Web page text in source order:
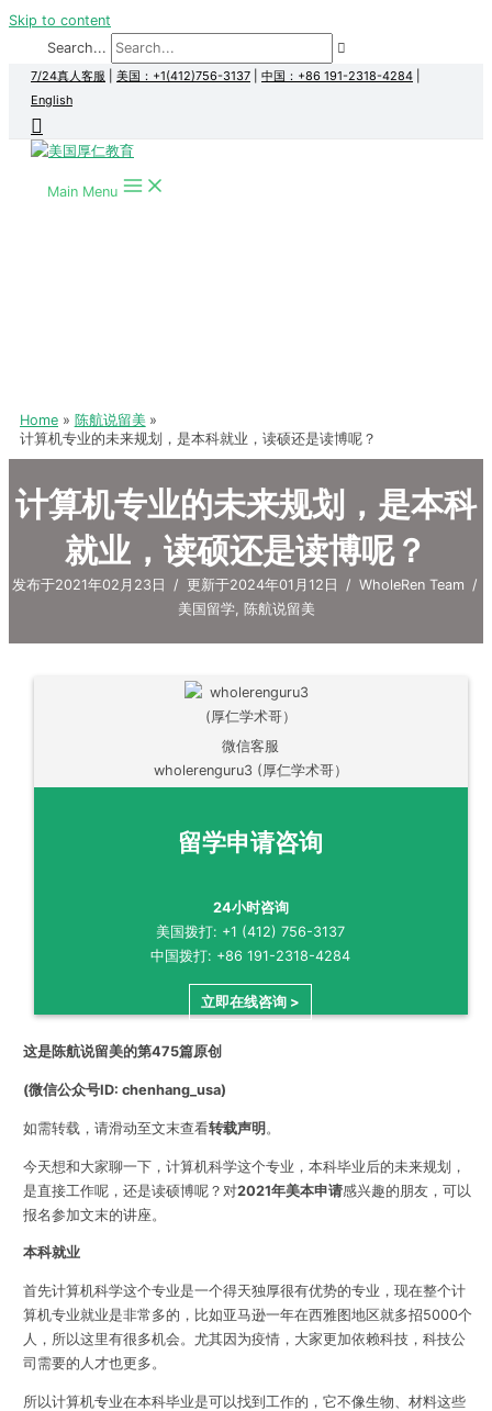
Skip to content
Search...
7/24真人客服 美国：+1(412)756-3137 中国：+86 191-2318-4284
English
Main Menu
Home
陈航说留美
计算机专业的未来规划，是本科就业，读硕还是读博呢？
计算机专业的未来规划，是本科
就业，读硕还是读博呢？
发布于2021年02月23日 / 更新于2024年01月12日 / WholeRen Team /
美国留学, 陈航说留美
微信客服
wholerenguru3 (厚仁学术哥）
留学申请咨询
24小时咨询
美国拨打: +1 (412) 756-3137
中国拨打: +86 191-2318-4284
立即在线咨询 >
这是陈航说留美的第475篇原创
(微信公众号ID: chenhang_usa)
如需转载，请滑动至文末查看转载声明 。
今天想和大家聊一下，计算机科学这个专业，本科毕业后的未来规划，
是直接工作呢，还是读硕博呢？对2021年美本申请感兴趣的朋友，可以
报名参加文末的讲座 。
本科就业
首先计算机科学这个专业是一个得天独厚很有优势的专业，现在整个计
算机专业就业是非常多的，比如亚马逊一年在西雅图地区就多招5000个
人，所以这里有很多机会。尤其因为疫情，大家更加依赖科技，科技公
司需要的人才也更多。
所以计算机专业在本科毕业是可以找到工作的，它不像生物、材料这些